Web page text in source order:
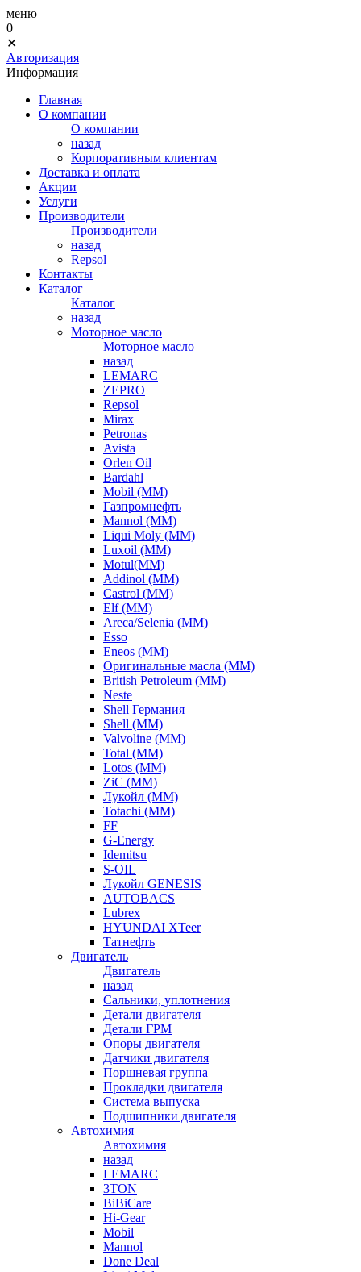
меню
0
✕
Авторизация
Информация
Главная
О компании
О компании
назад
Корпоративным клиентам
Доставка и оплата
Акции
Услуги
Производители
Производители
назад
Repsol
Контакты
Каталог
Каталог
назад
Моторное масло
Моторное масло
назад
LEMARC
ZEPRO
Repsol
Mirax
Petronas
Avista
Orlen Oil
Bardahl
Mobil (ММ)
Газпромнефть
Mannol (ММ)
Liqui Moly (ММ)
Luxoil (ММ)
Motul(ММ)
Addinol (ММ)
Castrol (ММ)
Elf (ММ)
Areca/Selenia (ММ)
Esso
Eneos (ММ)
Оригинальные масла (ММ)
British Petroleum (ММ)
Neste
Shell Германия
Shell (ММ)
Valvoline (ММ)
Total (ММ)
Lotos (ММ)
ZiC (ММ)
Лукойл (ММ)
Totachi (MM)
FF
G-Energy
Idemitsu
S-OIL
Лукойл GENESIS
AUTOBACS
Lubrex
HYUNDAI XTeer
Татнефть
Двигатель
Двигатель
назад
Сальники, уплотнения
Детали двигателя
Детали ГРМ
Опоры двигателя
Датчики двигателя
Поршневая группа
Прокладки двигателя
Система выпуска
Подшипники двигателя
Автохимия
Автохимия
назад
LEMARC
3TON
BiBiCare
Hi-Gear
Mobil
Mannol
Done Deal